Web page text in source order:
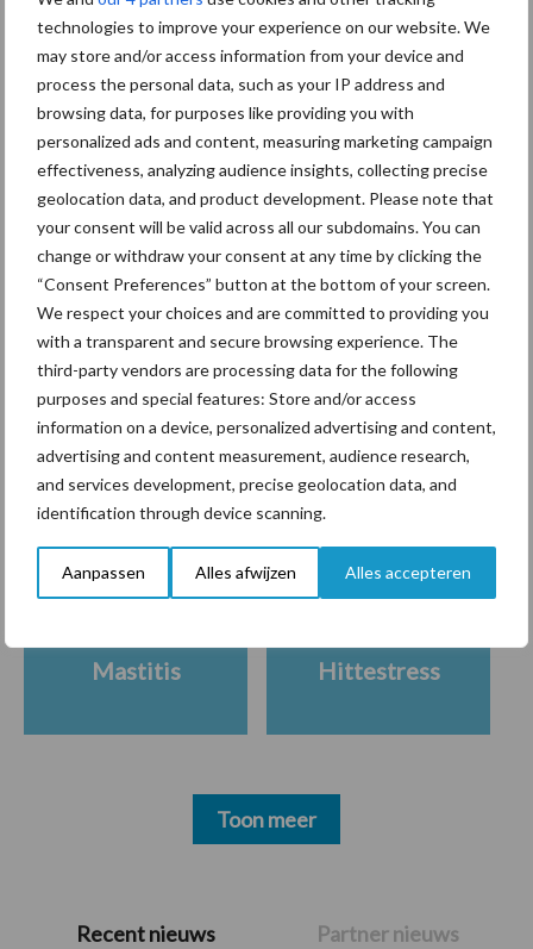
technologies to improve your experience on our website. We
may store and/or access information from your device and
process the personal data, such as your IP address and
browsing data, for purposes like providing you with
personalized ads and content, measuring marketing campaign
effectiveness, analyzing audience insights, collecting precise
geolocation data, and product development. Please note that
your consent will be valid across all our subdomains. You can
change or withdraw your consent at any time by clicking the
“Consent Preferences” button at the bottom of your screen.
We respect your choices and are committed to providing you
with a transparent and secure browsing experience. The
third-party vendors are processing data for the following
purposes and special features: Store and/or access
information on a device, personalized advertising and content,
advertising and content measurement, audience research,
and services development, precise geolocation data, and
identification through device scanning.
Aanpassen Alles afwijzen Alles accepteren
PrimaireRecent nieuws Partner nieuws
Grondstoffenmarkt blijft
grillig: droogte en
geopolitiek houden handel
in de greep
De speenhuid: een vaak
onderschatte risicofactor
voor mastitis
ForFarmers ziet volume en
marktaandeel groeien in
krimpende Nederlandse
markt
Diergezondheid Bemesting
Mastitis Hittestress
Toon meer